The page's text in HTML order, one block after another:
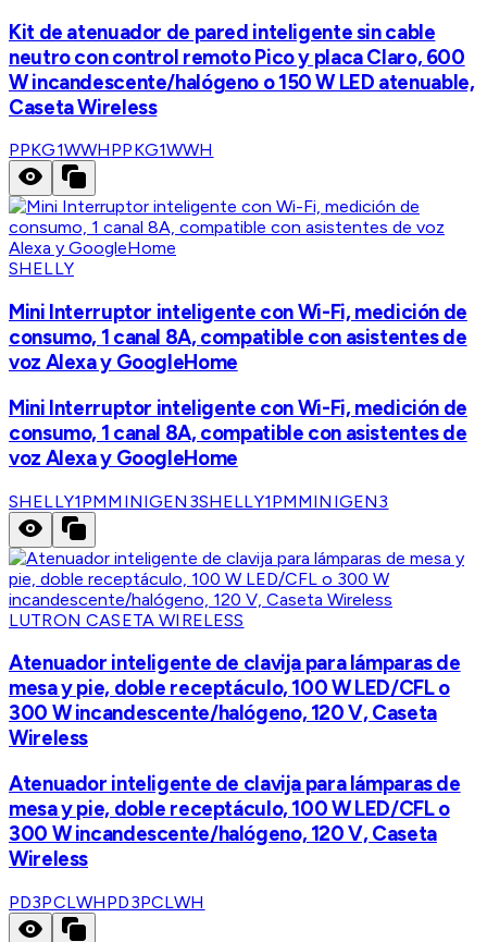
Kit de atenuador de pared inteligente sin cable
neutro con control remoto Pico y placa Claro, 600
W incandescente/halógeno o 150 W LED atenuable,
Caseta Wireless
PPKG1WWHPPKG1WWH
SHELLY
Mini Interruptor inteligente con Wi-Fi, medición de
consumo, 1 canal 8A, compatible con asistentes de
voz Alexa y GoogleHome
Mini Interruptor inteligente con Wi-Fi, medición de
consumo, 1 canal 8A, compatible con asistentes de
voz Alexa y GoogleHome
SHELLY1PMMINIGEN3SHELLY1PMMINIGEN3
LUTRON CASETA WIRELESS
Atenuador inteligente de clavija para lámparas de
mesa y pie, doble receptáculo, 100 W LED/CFL o
300 W incandescente/halógeno, 120 V, Caseta
Wireless
Atenuador inteligente de clavija para lámparas de
mesa y pie, doble receptáculo, 100 W LED/CFL o
300 W incandescente/halógeno, 120 V, Caseta
Wireless
PD3PCLWHPD3PCLWH